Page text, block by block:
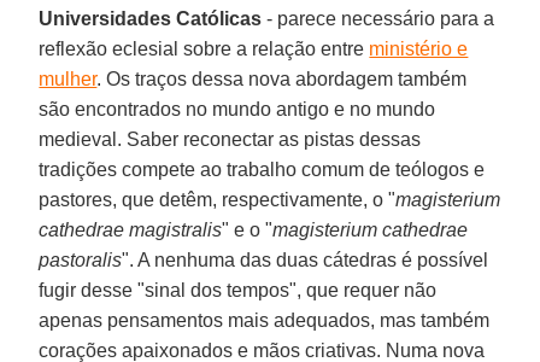
Universidades Católicas - parece necessário para a
reflexão eclesial sobre a relação entre ministério e
mulher. Os traços dessa nova abordagem também
são encontrados no mundo antigo e no mundo
medieval. Saber reconectar as pistas dessas
tradições compete ao trabalho comum de teólogos e
pastores, que detêm, respectivamente, o "magisterium
cathedrae magistralis" e o "magisterium cathedrae
pastoralis". A nenhuma das duas cátedras é possível
fugir desse "sinal dos tempos", que requer não
apenas pensamentos mais adequados, mas também
corações apaixonados e mãos criativas. Numa nova